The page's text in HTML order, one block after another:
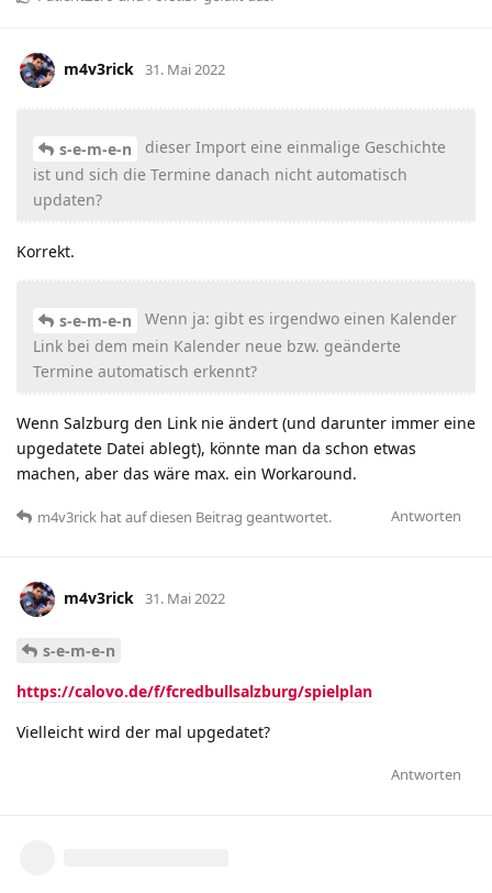
m4v3rick 31. Mai 2022
s-e-m-e-n
dieser Import eine einmalige Geschichte
ist und sich die Termine danach nicht automatisch
updaten?
Korrekt.
s-e-m-e-n
Wenn ja: gibt es irgendwo einen Kalender
Link bei dem mein Kalender neue bzw. geänderte
Termine automatisch erkennt?
Wenn Salzburg den Link nie ändert (und darunter immer eine
upgedatete Datei ablegt), könnte man da schon etwas
machen, aber das wäre max. ein Workaround.
Antworten
m4v3rick hatauf diesen Beitrag geantwortet.
m4v3rick 31. Mai 2022
s-e-m-e-n
https://calovo.de/f/fcredbullsalzburg/spielplan
Vielleicht wird der mal upgedatet?
Antworten